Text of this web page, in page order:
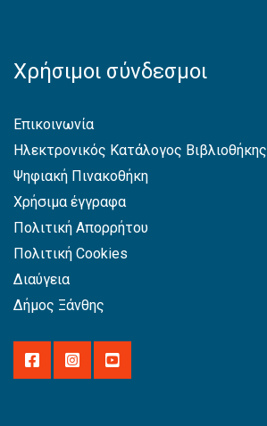
Χρήσιμοι σύνδεσμοι
Επικοινωνία
Ηλεκτρονικός Κατάλογος Βιβλιοθήκης
Ψηφιακή Πινακοθήκη
Χρήσιμα έγγραφα
Πολιτική Απορρήτου
Πολιτική Cookies
Διαύγεια
Δήμος Ξάνθης